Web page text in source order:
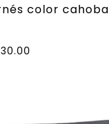
color cahoba